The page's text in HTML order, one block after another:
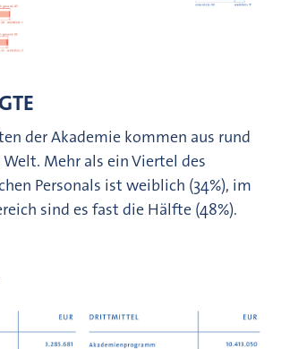
der Akademie kommen aus rund
Welt. Mehr als ein Viertel des
Personals ist weiblich (34%), im
sind es fast die Hälfte (48%).